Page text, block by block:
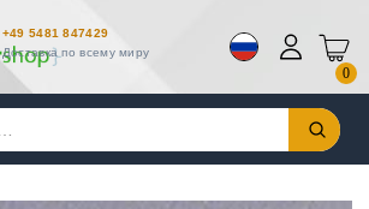
+49 5481 847429
Доставка по всему миру
0